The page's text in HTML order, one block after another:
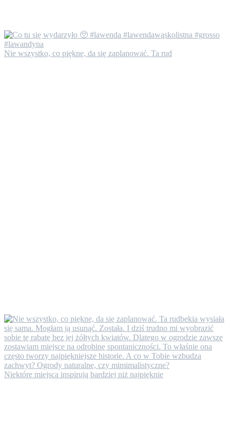
Nie wszystko, co piękne, da się zaplanować. Ta rud
Niektóre miejsca inspirują bardziej niż najpięknie